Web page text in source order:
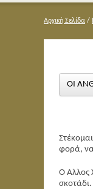
Αρχική Σελίδα /
ΟΙ
φορά,
Ο Άλλος
σκοτάδι.